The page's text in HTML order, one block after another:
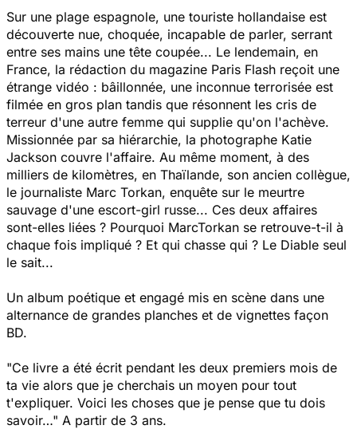
Sur une plage espagnole, une touriste hollandaise est
découverte nue, choquée, incapable de parler, serrant
entre ses mains une tête coupée... Le lendemain, en
France, la rédaction du magazine Paris Flash reçoit une
étrange vidéo : bâillonnée, une inconnue terrorisée est
filmée en gros plan tandis que résonnent les cris de
terreur d'une autre femme qui supplie qu'on l'achève.
Missionnée par sa hiérarchie, la photographe Katie
Jackson couvre l'affaire. Au même moment, à des
milliers de kilomètres, en Thaïlande, son ancien collègue,
le journaliste Marc Torkan, enquête sur le meurtre
sauvage d'une escort-girl russe... Ces deux affaires
sont-elles liées ? Pourquoi MarcTorkan se retrouve-t-il à
chaque fois impliqué ? Et qui chasse qui ? Le Diable seul
le sait...
Un album poétique et engagé mis en scène dans une
alternance de grandes planches et de vignettes façon
BD.
"Ce livre a été écrit pendant les deux premiers mois de
ta vie alors que je cherchais un moyen pour tout
t'expliquer. Voici les choses que je pense que tu dois
savoir…" A partir de 3 ans.